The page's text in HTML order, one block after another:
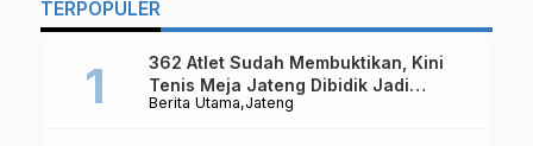
Keributan
TERPOPULER
Berita Utama Jateng
362 Atlet Sudah Membuktikan, Kini
Tenis Meja Jateng Dibidik Jadi
Kekuatan Nasional